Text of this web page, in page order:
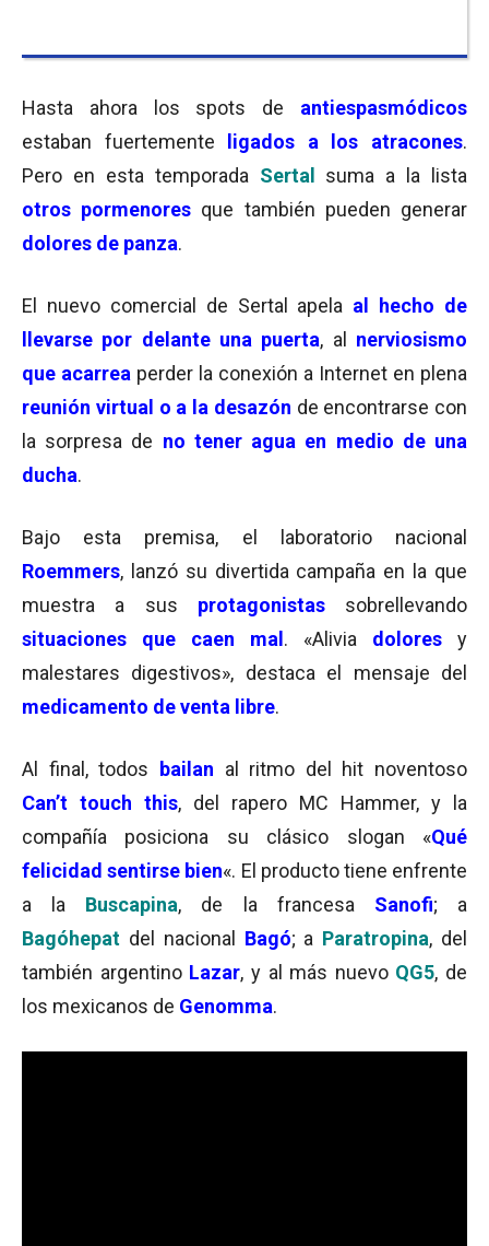
Hasta ahora los spots de antiespasmódicos
estaban fuertemente
ligados a los atracones.
Pero en esta temporada Sertal
suma a la lista
otros pormenores que también pueden generar
dolores de panza.
El nuevo comercial de Sertal apela al hecho de
llevarse por delante una puerta, al nerviosismo
que acarrea perder la conexión a Internet en plena
reunión virtual o a la desazón de encontrarse con
la sorpresa de no tener agua en medio de una
ducha.
Bajo esta premisa, el laboratorio nacional
Roemmers, lanzó su divertida campaña en la que
muestra a sus protagonistassobrellevando
situaciones que caen mal . «Alivia dolores y
malestares digestivos», destaca el mensaje del
medicamento de venta libre.
Al final, todos bailan al ritmo del hit noventoso
Can’t touch this, del rapero MC Hammer, y la
compañía posiciona su clásico slogan «Qué
felicidad sentirse bien«. El producto tiene enfrente
a la Buscapina, de la francesa Sanofi; a
Bagóhepat del nacional Bagó; a Paratropina, del
también argentino Lazar, y al más nuevo QG5, de
los mexicanos de Genomma.